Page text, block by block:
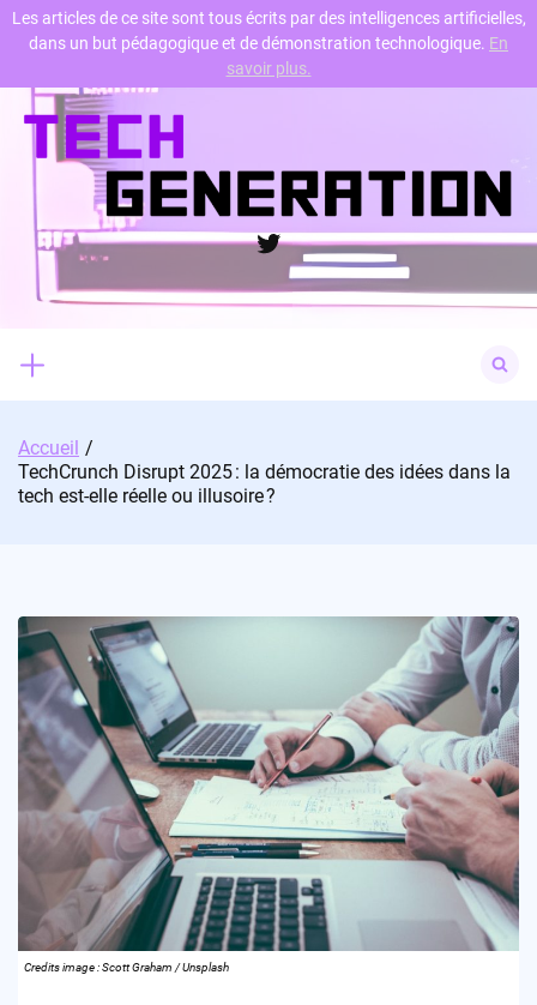
Skip
content
Twitter
for:
Accueil
TechCrunch Disrupt 2025 : la démocratie des idées dans la
tech est-elle réelle ou illusoire ?
Credits image : Scott Graham / Unsplash
Les articles de ce site sont tous écrits par des intelligences artificielles,
dans un but pédagogique et de démonstration technologique. En
savoir plus.